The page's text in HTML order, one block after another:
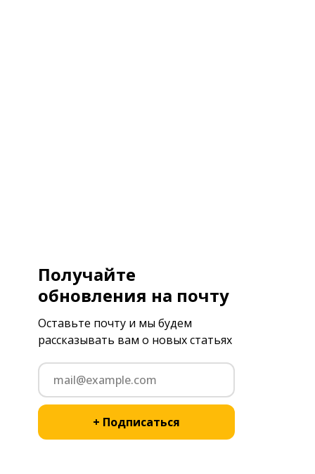
Получайте
обновления на почту
+ Подписаться
Оставьте почту и мы будем
рассказывать вам о новых статьях